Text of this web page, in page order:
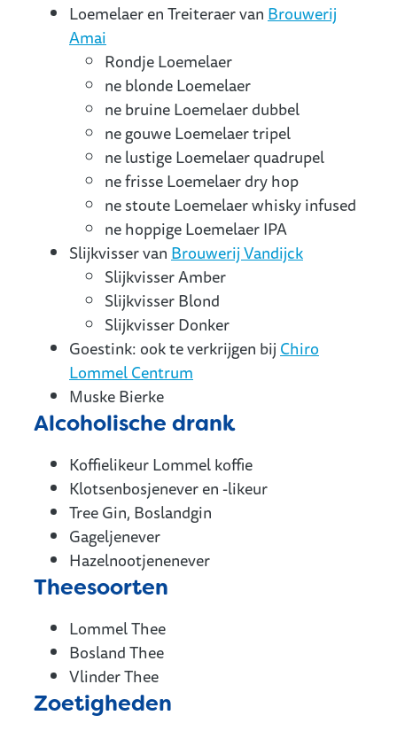
Loemelaer en Treiteraer van Brouwerij
Amai
Rondje Loemelaer
ne blonde Loemelaer
ne bruine Loemelaer dubbel
ne gouwe Loemelaer tripel
ne lustige Loemelaer quadrupel
ne frisse Loemelaer dry hop
ne stoute Loemelaer whisky infused
ne hoppige Loemelaer IPA
Slijkvisser van Brouwerij Vandijck
Slijkvisser Amber
Slijkvisser Blond
Slijkvisser Donker
Goestink: ook te verkrijgen bij Chiro
Lommel Centrum
Muske Bierke
Alcoholische drank
Koffielikeur Lommel koffie
Klotsenbosjenever en -likeur
Tree Gin, Boslandgin
Gageljenever
Hazelnootjenenever
Theesoorten
Lommel Thee
Bosland Thee
Vlinder Thee
Zoetigheden